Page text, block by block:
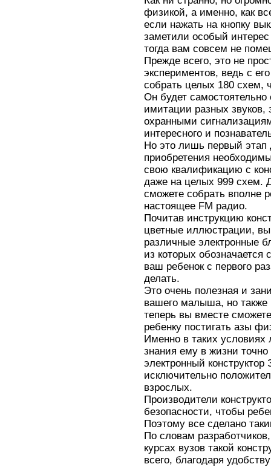
физикой, а именно, как
если нажать на кнопку
заметили особый
тогда вам совсем не
Прежде всего, это не
экспериментов, ведь с
собрать целых 180 схем,
Он будет
имитации разных звуков,
охранными
интересного и
Но это лишь первый
приобретения
свою квалификацию с
даже на целых 999 схем.
сможете собрать вполне
настоящее FM радио.
Почитав инструкцию
цветные иллюстрации, вы
различные электронные
из которых
ваш ребенок с первого
делать.
Это очень полезная и
вашего малыша, но также
теперь вы вместе
ребенку постигать азы
Именно в таких
знания ему в жизни
электронный конструктор
исключительно
взрослых.
Производители
безопасности, чтобы
Поэтому все сделано
По словам
курсах вузов такой
всего, благодаря